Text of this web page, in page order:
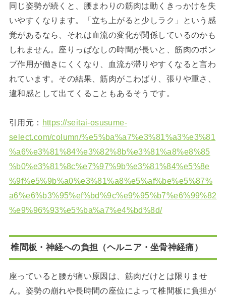
同じ姿勢が続くと、腰まわりの筋肉は動くきっかけを失
いやすくなります。「立ち上がると少しラク」という感
覚があるなら、それは血流の変化が関係しているのかも
しれません。座りっぱなしの時間が長いと、筋肉のポン
プ作用が働きにくくなり、血流が滞りやすくなると言わ
れています。その結果、筋肉がこわばり、張りや重さ、
違和感として出てくることもあるそうです。
引用元： https://seitai-osusume-
select.com/column/%e5%ba%a7%e3%81%a3%e3%81
%a6%e3%81%84%e3%82%8b%e3%81%a8%e8%85
%b0%e3%81%8c%e7%97%9b%e3%81%84%e5%8e
%9f%e5%9b%a0%e3%81%a8%e5%af%be%e5%87%
a6%e6%b3%95%ef%bd%9c%e9%95%b7%e6%99%82
%e9%96%93%e5%ba%a7%e4%bd%8d/
椎間板・神経への負担（ヘルニア・坐骨神経痛）
座っていると腰が痛い原因は、筋肉だけとは限りませ
ん。姿勢の崩れや長時間の座位によって椎間板に負担が